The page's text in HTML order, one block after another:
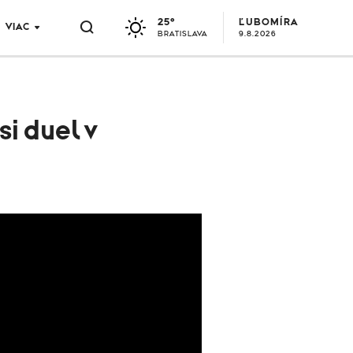
VIAC 25°
BRATISLAVA
ĽUBOMÍRA
9.8.2026
duel v